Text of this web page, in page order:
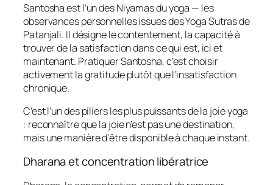
Santosha est l’un des Niyamas du yoga — les
observances personnelles issues des Yoga Sutras de
Patanjali. Il désigne le contentement, la capacité à
trouver de la satisfaction dans ce qui est, ici et
maintenant. Pratiquer Santosha, c’est choisir
activement la gratitude plutôt que l’insatisfaction
chronique.
C’est l’un des piliers les plus puissants de la joie yoga
: reconnaître que la joie n’est pas une destination,
mais une manière d’être disponible à chaque instant.
Dharana et concentration libératrice